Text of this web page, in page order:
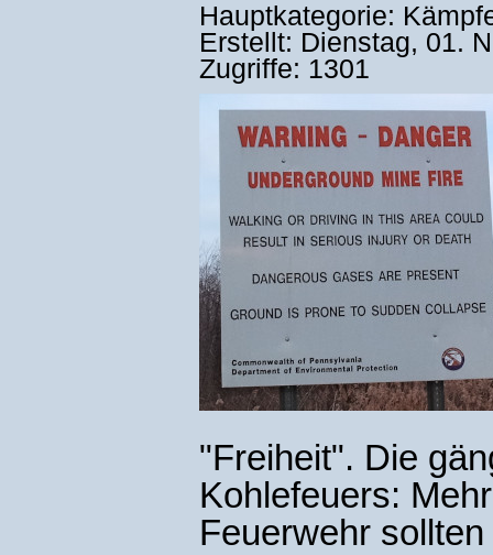
Hauptkategorie:
Erstellt: Dienstag, 01.
Zugriffe: 1301
"Freiheit". Die
Kohlefeuers:
Feuerwehr